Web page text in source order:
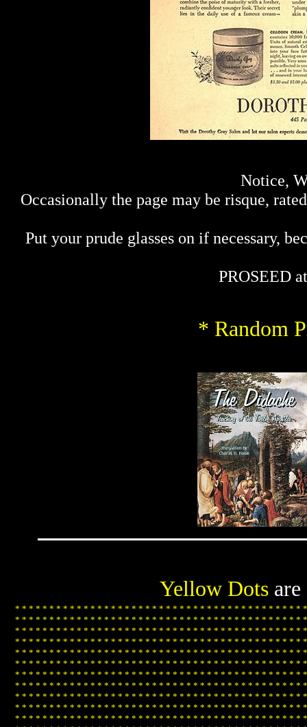
Notice,
Occasionally the page may be risque,
Put your prude glasses on if necessary,
PROSEED
* Random
Yellow Dots
* * * * * * * * * * * * * * * * * * * * * * * * * * * * * * * * * * * * * * * * * *
* * * * * * * * * * * * * * * * * * * * * * * * * * * * * * * * * * * * * * * * * *
* * * * * * * * * * * * * * * * * * * * * * * * * * * * * * * * * * * * * * * * * *
* * * * * * * * * * * * * * * * * * * * * * * * * * * * * * * * * * * * * * * * * *
* * * * * * * * * * * * * * * * * * * * * * * * * * * * * * * * * * * * * * * * * *
* * * * * * * * * * * * * * * * * * * * * * * * * * * * * * * * * * * * * * * * * *
* * * * * * * * * * * * * * * * * * * * * * * * * * * * * * * * * * * * * * * * * *
* * * * * * * * * * * * * * * * * * * * * * * * * * * * * * * * * * * * * * * * * *
* * * * * * * * * * * * * * * * * * * * * * * * * * * * * * * * * * * * * * * * * *
* * * * * * * * * * * * * * * * * * * * * * * * * * * * * * * * * * * * * * * * * *
* * * * * * * * * * * * * * * * * * * * * * * * * * * * * * * * * * * * * * * * * *